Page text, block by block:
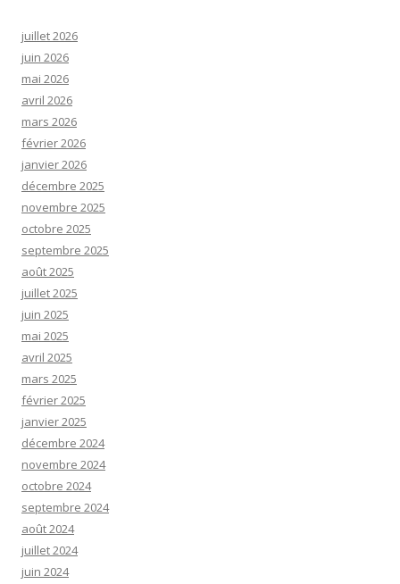
juillet 2026
juin 2026
mai 2026
avril 2026
mars 2026
février 2026
janvier 2026
décembre 2025
novembre 2025
octobre 2025
septembre 2025
août 2025
juillet 2025
juin 2025
mai 2025
avril 2025
mars 2025
février 2025
janvier 2025
décembre 2024
novembre 2024
octobre 2024
septembre 2024
août 2024
juillet 2024
juin 2024